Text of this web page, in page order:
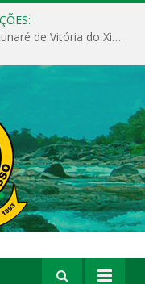
4º Torneio de Pesca Esportiva do Tucunaré de Vitória do Xingu